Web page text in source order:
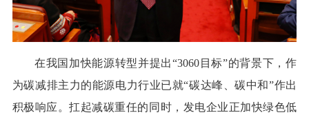
在我国加快能源转型并提出“3060目标”的背景下，作
为碳减排主力的能源电力行业已就“碳达峰、碳中和”作出
积极响应。扛起减碳重任的同时，发电企业正加快绿色低